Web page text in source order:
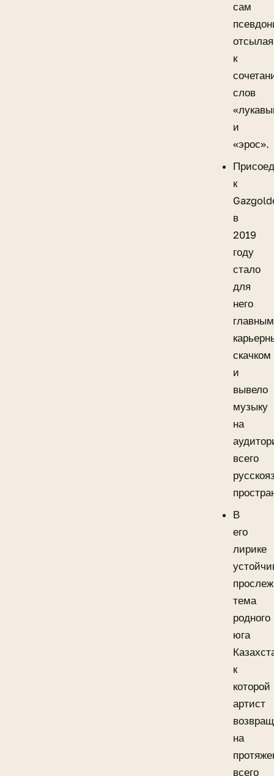
сам
отсылая
к
слов
и
«эрос».
к
в
2019
году
стало
для
него
главным
скачком
и
вывело
музыку
на
всего
В
его
лирике
тема
родного
юга
к
которой
артист
на
всего